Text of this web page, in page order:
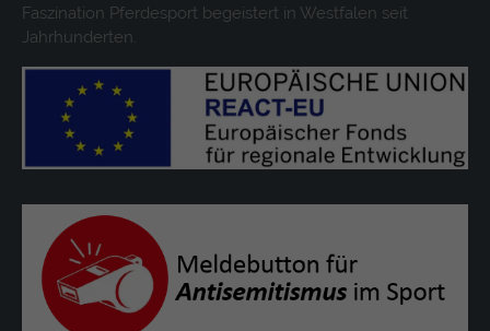
Faszination Pferdesport begeistert in Westfalen seit
Jahrhunderten.